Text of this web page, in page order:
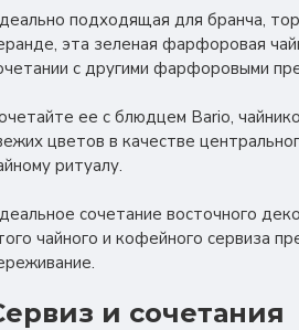
подходящая для бранча,
эта зеленая фарфоровая
с другими фарфоровыми
ее с блюдцем Bario,
цветов в качестве
ритуалу.
сочетание восточного
чайного и кофейного сервиза
и сочетания